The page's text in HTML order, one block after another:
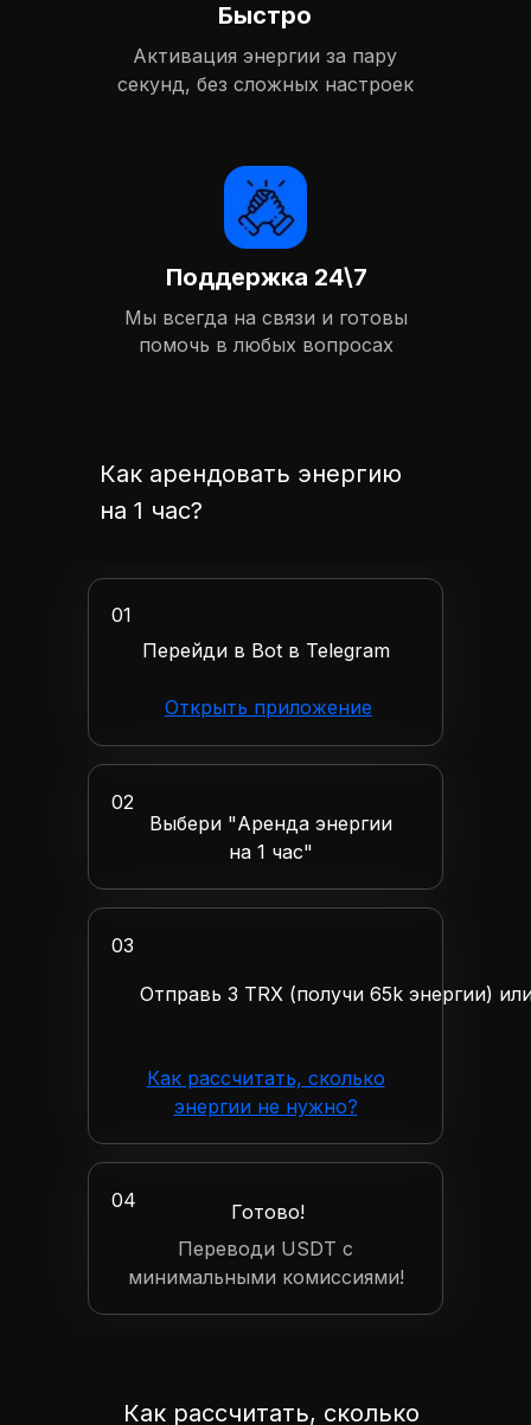
Мы всегда на связи и готовы
помочь в любых вопросах
Поддержка 24\7
Быстро
Активация энергии за пару
секунд, без сложных настроек
Как арендовать энергию
на 1 час?
Перейди в Bot в Telegram
Открыть приложение
01
02
Выбери "Аренда энергии
на 1 час"
Отправь 3 TRX (получи 65k энергии)
Как рассчитать, сколько
энергии не нужно?
03
04
Готово!
Переводи USDT с
минимальными комиссиями!
Как рассчитать, сколько